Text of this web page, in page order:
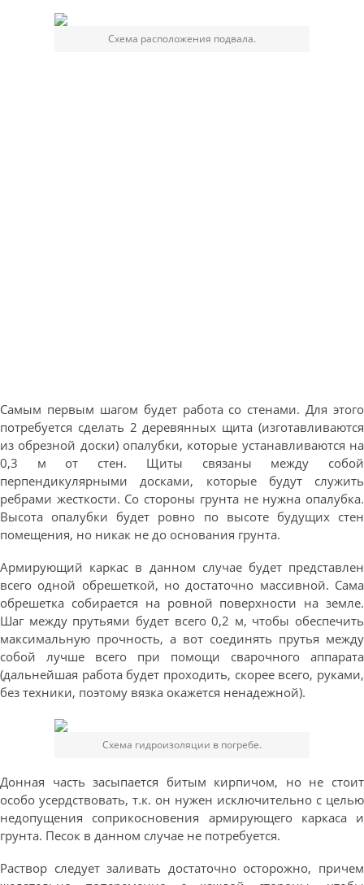
Схема расположения подвала.
Самым первым шагом будет работа со стенами. Для этого
потребуется сделать 2 деревянных щита (изготавливаются
из обрезной доски) опалубки, которые устанавливаются на
0,3 м от стен. Щиты связаны между собой
перпендикулярными досками, которые будут служить
ребрами жесткости. Со стороны грунта не нужна опалубка.
Высота опалубки будет ровно по высоте будущих стен
помещения, но никак не до основания грунта.
Армирующий каркас в данном случае будет представлен
всего одной обрешеткой, но достаточно массивной. Сама
обрешетка собирается на ровной поверхности на земле.
Шаг между прутьями будет всего 0,2 м, чтобы обеспечить
максимальную прочность, а вот соединять прутья между
собой лучше всего при помощи сварочного аппарата
(дальнейшая работа будет проходить, скорее всего, руками,
без техники, поэтому вязка окажется ненадежной).
Схема гидроизоляции в погребе.
Донная часть засыпается битым кирпичом, но не стоит
особо усердствовать, т.к. он нужен исключительно с целью
недопущения соприкосновения армирующего каркаса и
грунта. Песок в данном случае не потребуется.
Раствор следует заливать достаточно осторожно, причем